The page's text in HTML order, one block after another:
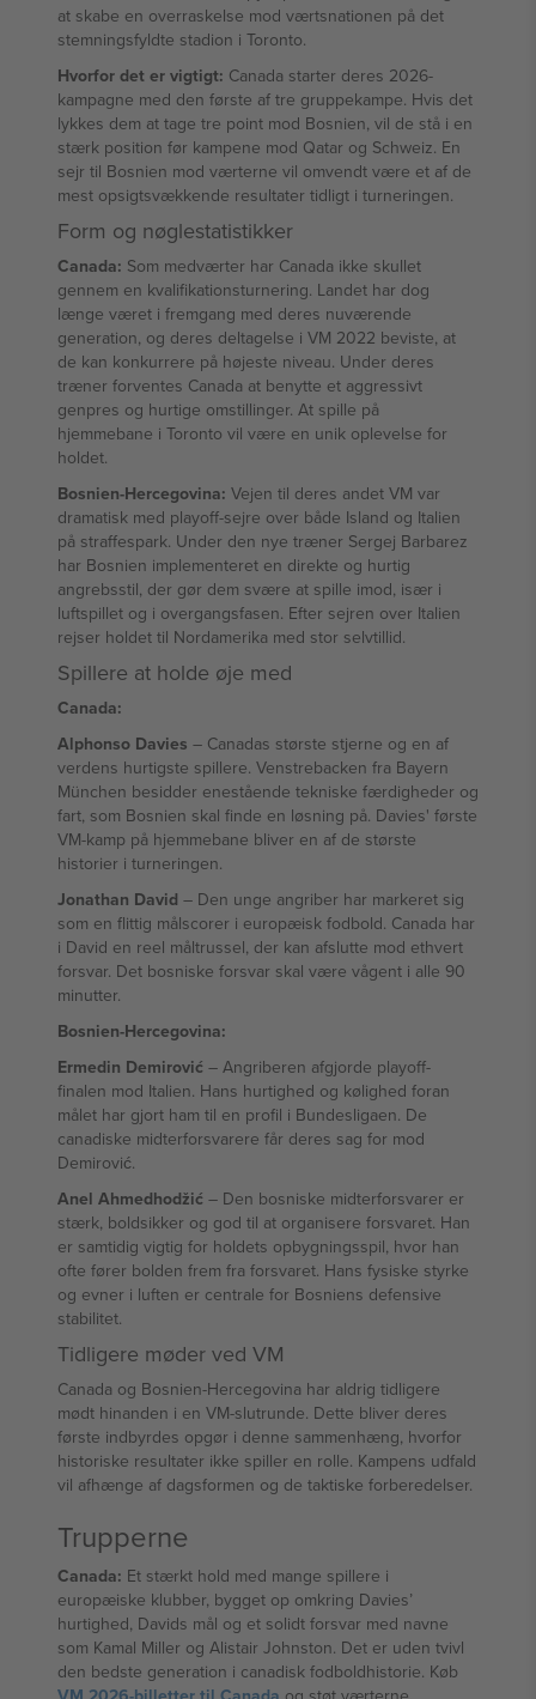
at skabe en overraskelse mod værtsnationen på det
stemningsfyldte stadion i Toronto.
Hvorfor det er vigtigt: Canada starter deres 2026-
kampagne med den første af tre gruppekampe. Hvis det
lykkes dem at tage tre point mod Bosnien, vil de stå i en
stærk position før kampene mod Qatar og Schweiz. En
sejr til Bosnien mod værterne vil omvendt være et af de
mest opsigtsvækkende resultater tidligt i turneringen.
Form og nøglestatistikker
Canada: Som medværter har Canada ikke skullet
gennem en kvalifikationsturnering. Landet har dog
længe været i fremgang med deres nuværende
generation, og deres deltagelse i VM 2022 beviste, at
de kan konkurrere på højeste niveau. Under deres
træner forventes Canada at benytte et aggressivt
genpres og hurtige omstillinger. At spille på
hjemmebane i Toronto vil være en unik oplevelse for
holdet.
Bosnien-Hercegovina: Vejen til deres andet VM var
dramatisk med playoff-sejre over både Island og Italien
på straffespark. Under den nye træner Sergej Barbarez
har Bosnien implementeret en direkte og hurtig
angrebsstil, der gør dem svære at spille imod, især i
luftspillet og i overgangsfasen. Efter sejren over Italien
rejser holdet til Nordamerika med stor selvtillid.
Spillere at holde øje med
Canada:
Alphonso Davies – Canadas største stjerne og en af
verdens hurtigste spillere. Venstrebacken fra Bayern
München besidder enestående tekniske færdigheder og
fart, som Bosnien skal finde en løsning på. Davies' første
VM-kamp på hjemmebane bliver en af de største
historier i turneringen.
Jonathan David – Den unge angriber har markeret sig
som en flittig målscorer i europæisk fodbold. Canada har
i David en reel måltrussel, der kan afslutte mod ethvert
forsvar. Det bosniske forsvar skal være vågent i alle 90
minutter.
Bosnien-Hercegovina:
Ermedin Demirović – Angriberen afgjorde playoff-
finalen mod Italien. Hans hurtighed og kølighed foran
målet har gjort ham til en profil i Bundesligaen. De
canadiske midterforsvarere får deres sag for mod
Demirović.
Anel Ahmedhodžić – Den bosniske midterforsvarer er
stærk, boldsikker og god til at organisere forsvaret. Han
er samtidig vigtig for holdets opbygningsspil, hvor han
ofte fører bolden frem fra forsvaret. Hans fysiske styrke
og evner i luften er centrale for Bosniens defensive
stabilitet.
Tidligere møder ved VM
Canada og Bosnien-Hercegovina har aldrig tidligere
mødt hinanden i en VM-slutrunde. Dette bliver deres
første indbyrdes opgør i denne sammenhæng, hvorfor
historiske resultater ikke spiller en rolle. Kampens udfald
vil afhænge af dagsformen og de taktiske forberedelser.
Trupperne
Canada: Et stærkt hold med mange spillere i
europæiske klubber, bygget op omkring Davies’
hurtighed, Davids mål og et solidt forsvar med navne
som Kamal Miller og Alistair Johnston. Det er uden tvivl
den bedste generation i canadisk fodboldhistorie. Køb